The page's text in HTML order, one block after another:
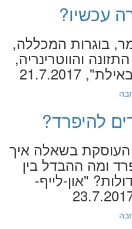
עכשיו?
בוגרות המכללה,
והווטרינריה,
להיפרד?
בשאלה איך
ומה ההבדל בין
"און-לייף-